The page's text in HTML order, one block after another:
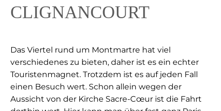
CLIGNANCOURT
Das Viertel rund um Montmartre hat viel
verschiedenes zu bieten, daher ist es ein echter
Touristenmagnet. Trotzdem ist es auf jeden Fall
einen Besuch wert. Schon allein wegen der
Aussicht von der Kirche Sacre-Cœur ist die Fahrt